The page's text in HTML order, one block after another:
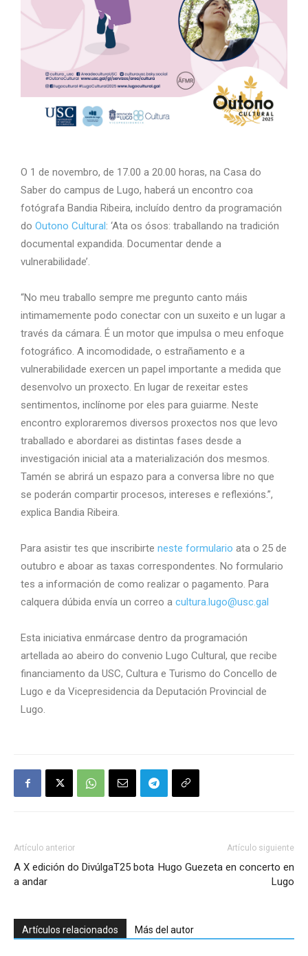
O 1 de novembro, de 17.00 a 20.00 horas, na Casa do
Saber do campus de Lugo, haberá un encontro coa
fotógrafa Bandia Ribeira, incluído dentro da programación
do Outono Cultural: ‘Ata os ósos: traballando na tradición
documental expandida. Documentar dende a
vulnerabilidade’.
“No meu traballo sempre me pregunto canto máis
intimamemente podo conectar con un suxeito e un lugar a
través da cámara. É un motor que impulsa o meu enfoque
fotográfico. A incomodidade, o estrañamento e a
vulnerabilidade exercen un papel importante a medida que
desenvolvo un proxecto. En lugar de rexeitar estes
sentimentos, inclínome por eles para guiarme. Neste
encontro exploraremos diversos proxectos nos que levo
traballado e abordarei as distintas fases desde a
investigación inicial ata a materialización dos mesmos.
Tamén se abrirá un espazo para a conversa libre no que
se poderán compartir procesos, intereses e reflexións.”,
explica Bandia Ribeira.
Para asistir tes que inscribirte neste formulario ata o 25 de
outubro e aboar as taxas correspondentes. No formulario
tes a información de como realizar o pagamento. Para
calquera dúbida envía un correo a cultura.lugo@usc.gal
Esta iniciativa enmárcase dentro da programación
artellada ao abeiro do convenio Lugo Cultural, que recibe
financiamento da USC, Cultura e Turismo do Concello de
Lugo e da Vicepresidencia da Deputación Provincial de
Lugo.
Artículo anterior
A X edición do DivúlgaT25 bota
a andar
Artículo siguiente
Hugo Guezeta en concerto en
Lugo
Artículos relacionados Más del autor